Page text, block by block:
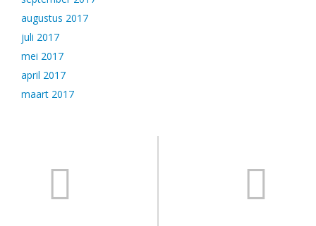
augustus 2017
juli 2017
mei 2017
april 2017
maart 2017